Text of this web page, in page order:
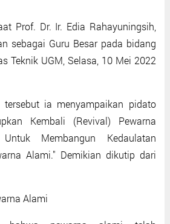
Prof. Dr. Ir. Edia Rahayuningsih,
sebagai Guru Besar pada bidang
Teknik UGM, Selasa, 10 Mei 2022
tersebut ia menyampaikan pidato
Kembali (Revival) Pewarna
Membangun Kedaulatan
Alami." Demikian dikutip dari
Alami